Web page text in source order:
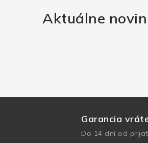
Aktuálne
Garancia
Do 14 dní od